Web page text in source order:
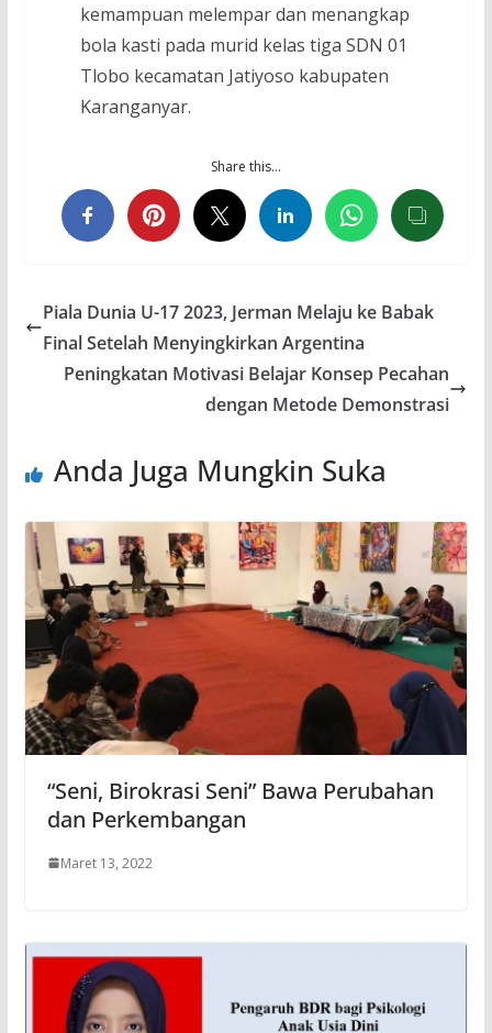
kemampuan melempar dan menangkap
bola kasti pada murid kelas tiga SDN 01
Tlobo kecamatan Jatiyoso kabupaten
Karanganyar.
Share this…
Piala Dunia U-17 2023, Jerman Melaju ke Babak
Final Setelah Menyingkirkan Argentina
Peningkatan Motivasi Belajar Konsep Pecahan
dengan Metode Demonstrasi
Anda Juga Mungkin Suka
“Seni, Birokrasi Seni” Bawa Perubahan
dan Perkembangan
Maret 13, 2022